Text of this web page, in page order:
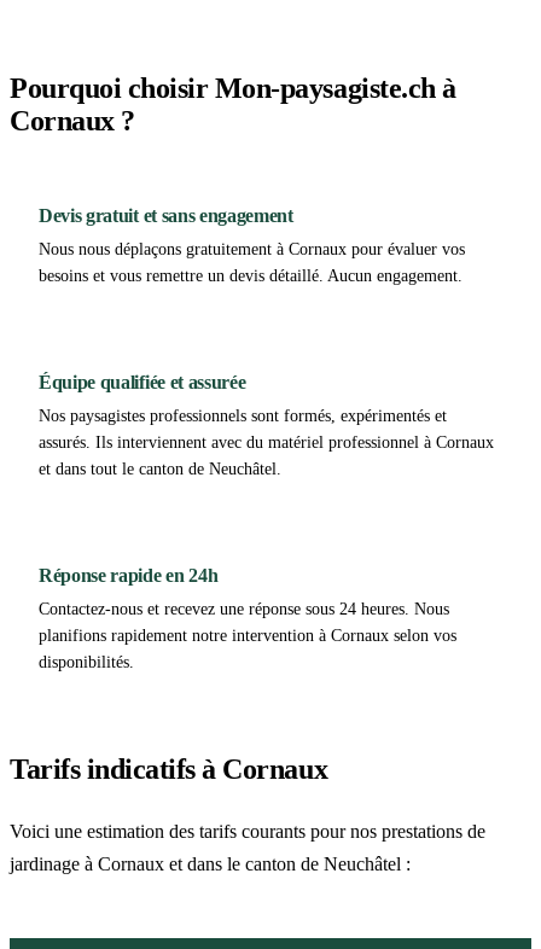
Pourquoi choisir Mon-paysagiste.ch à
Cornaux ?
Devis gratuit et sans engagement
Nous nous déplaçons gratuitement à Cornaux pour évaluer vos
besoins et vous remettre un devis détaillé. Aucun engagement.
Équipe qualifiée et assurée
Nos paysagistes professionnels sont formés, expérimentés et
assurés. Ils interviennent avec du matériel professionnel à Cornaux
et dans tout le canton de Neuchâtel.
Réponse rapide en 24h
Contactez-nous et recevez une réponse sous 24 heures. Nous
planifions rapidement notre intervention à Cornaux selon vos
disponibilités.
Tarifs indicatifs à Cornaux
Voici une estimation des tarifs courants pour nos prestations de
jardinage à Cornaux et dans le canton de Neuchâtel :